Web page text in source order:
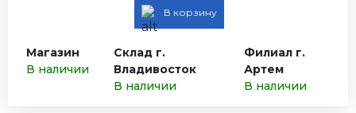
В корзину
Магазин
В наличии
Склад г.
Владивосток
В наличии
Филиал г.
Артем
В наличии